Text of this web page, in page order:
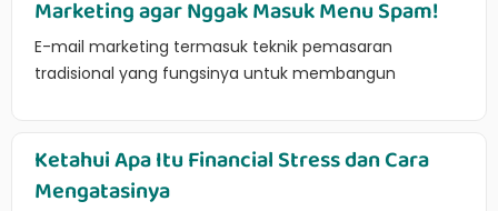
Marketing agar Nggak Masuk Menu Spam!
E-mail marketing termasuk teknik pemasaran
tradisional yang fungsinya untuk membangun
Ketahui Apa Itu Financial Stress dan Cara
Mengatasinya